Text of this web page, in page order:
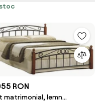
stoc
RON
matrimonial, lemn